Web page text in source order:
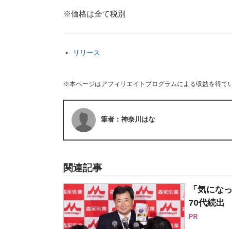
※価格は全て税別
リリース
※本ページはアフィリエイトプログラムによる収益を得て
筆者：神奈川はな
関連記事
「気にな
70代続出
PR